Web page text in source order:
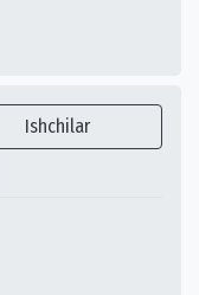
Ishchilar